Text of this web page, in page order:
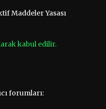
Maddeler Yasası
kabul edilir.
forumları: